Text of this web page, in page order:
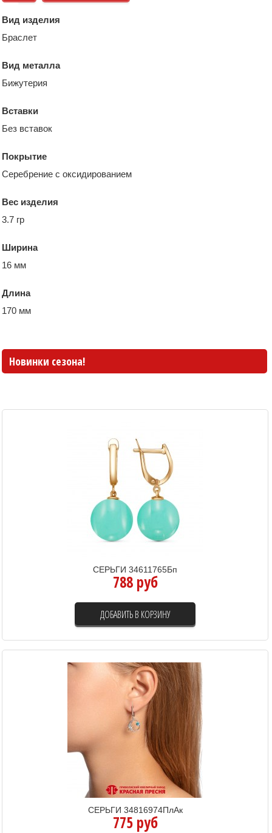
Вид изделия
Браслет
Вид металла
Бижутерия
Вставки
Без вставок
Покрытие
Серебрение с оксидированием
Вес изделия
3.7 гр
Ширина
16 мм
Длина
170 мм
Новинки сезона!
СЕРЬГИ 34611765Бп
788 руб
ДОБАВИТЬ В КОРЗИНУ
СЕРЬГИ 34816974ПлАк
775 руб